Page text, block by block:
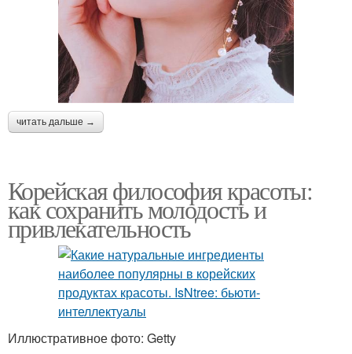
читать дальше →
Корейская философия красоты:
как сохранить молодость и
привлекательность
Иллюстративное фото: Getty